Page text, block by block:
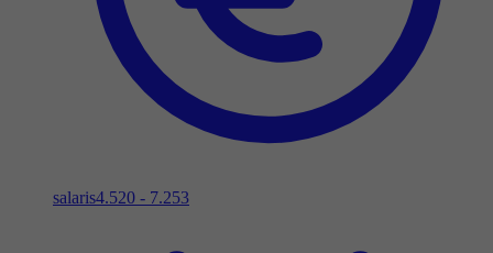
salaris4.520 - 7.253